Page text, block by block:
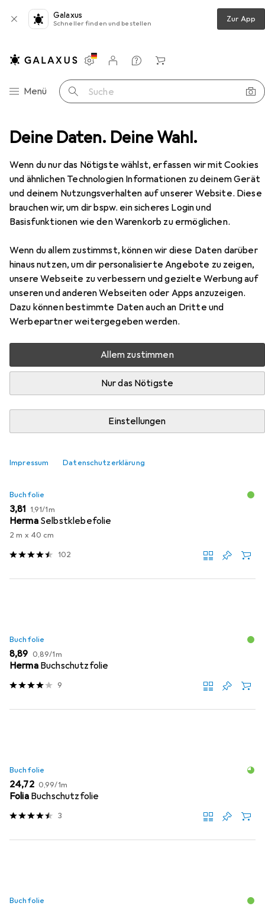
Deine Daten. Deine Wahl.
Wenn du nur das Nötigste wählst, erfassen wir mit Cookies
und ähnlichen Technologien Informationen zu deinem Gerät
und deinem Nutzungsverhalten auf unserer Website. Diese
brauchen wir, um dir bspw. ein sicheres Login und
Basisfunktionen wie den Warenkorb zu ermöglichen.
Wenn du allem zustimmst, können wir diese Daten darüber
hinaus nutzen, um dir personalisierte Angebote zu zeigen,
unsere Webseite zu verbessern und gezielte Werbung auf
unseren und anderen Webseiten oder Apps anzuzeigen.
Dazu können bestimmte Daten auch an Dritte und
Werbepartner weitergegeben werden.
Allem zustimmen
Nur das Nötigste
Einstellungen
Impressum Datenschutzerklärung
Galaxus
Schneller finden und bestellen Zur App
Navigation nach Kategorien
Menü Suche
Einstellungen
Kundenkonto
Vergleichslisten
Merklisten
Warenkorb
Medien Bücher Kinderbücher Olympia!
EUR
25,–
Olympia!
Deutsch, Iryna Taranenko, 2024
Zubehör für Olympia!
Hier findest du passendes Zubehör zum Produkt Olympia!
aus den Kategorien Buchfolie und Schreibtisch
Accessoire.
Schreibtisch Accessoire
Buchfolie
EUR
3,81 EUR
1,91/1m
Herma Selbstklebefolie
2 m x 40 cm
102
Buchfolie
EUR
8,89 EUR
0,89/1m
Herma Buchschutzfolie
9
Buchfolie
EUR
24,72 EUR
0,99/1m
Folia Buchschutzfolie
3
Buchfolie